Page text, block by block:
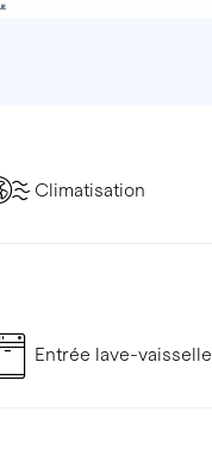
Climatisation
Entrée lave-vaisselle